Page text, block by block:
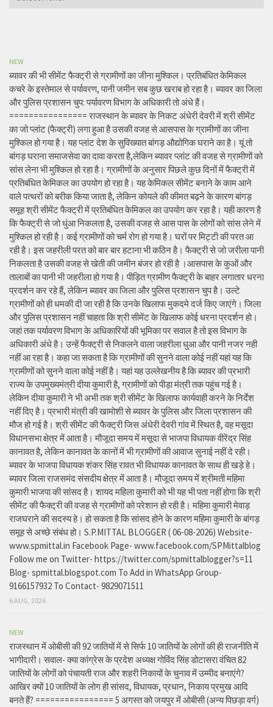
NEW
ब्यावर की भी सीमेंट फैक्ट्री से ग्रामीणों का जीना मुश्किल। प्रतिबंधित केमिकल
कचरे के इस्तेमाल से पर्यावरण, पानी जमीन सब कुछ खराब हो रहा है। ब्यावर का जिला
और पुलिस प्रशासन चुप: पर्यावरण विभाग के अधिकारी तो अंधे हैं।
================ राजस्थान के ब्यावर के निकट अंधेरी देवरी में श्री सीमेंट
का जो प्लांट (फैक्ट्री) लगा हुआ है उसकी वजह से आसपास के ग्रामीणों का जीना
मुश्किल हो गया है। यह प्लांट देश के सुविख्यात बांगड़ औद्योगिक घराने का है। यूं तो
बांगड़ घराना समाजसेवा का दावा करता है,लेकिन ब्यावर प्लांट की वजह से ग्रामीणों को
सांस लेना भी मुश्किल हो रहा है। ग्रामीणों के अनुसार पिछले कुछ दिनों में फैक्ट्री में
प्रतिबंधित केमिकल का उपयोग हो रहा है। यह केमिकल सीमेंट बनाने के काम आने
वाले पत्थरों को बरीक किया जाता है, लेकिन कोयले की कीमत बढ़ने के कारण बांगड़
समूह श्री सीमेंट फैक्ट्री में प्रतिबंधित केमिकल का उपयोग कर रहा है। यही कारण है
कि फैक्ट्री से जो धुंआ निकलता है, उसकी वजह से आस पास के लोगों को सांस लेने में
मुश्किल हो रही है। कई ग्रामीणों को चर्म रोग हो गया है। घरों पर मिट्टी की परत आ
रही है। इस जहरीली परत को बार बार हटाना भी कठिन है। फैक्ट्री से जो जरीला पानी
निकलता है उसकी वजह से खेती की जमीन बंजर हो रही है ।आसपास के कुओं और
तालाबों का पानी भी जहरीला हो गया है। पीड़ित ग्रामीण फैक्ट्री के बाहर लगातार धरना
प्रदर्शन कर रहे हैं, लेकिन ब्यावर का जिला और पुलिस प्रशासन चुप है। उल्टे
ग्रामीणों को ही धमकी दी जा रही है कि उनके खिलाफ मुकदमे दर्ज किए जाएंगे। जिला
और पुलिस प्रशासन नहीं चाहता कि श्री सीमेंट के खिलाफ कोई धरना प्रदर्शन हो।
जहां तक पर्यावरण विभाग के अधिकारियों की भूमिका पर सवाल है तो इस विभाग के
अधिकारी अंधे है। उन्हें फैक्ट्री से निकलने वाला जहरीला धुआ और पानी नजर नही
नहीं आ रहा है। कहा जा सकता है कि ग्रामीणों की सुनने वाला कोई नहीं यहां यह कि
ग्रामीणों को सुनने वाला कोई नहीं है। यहां यह उल्लेखनीय है कि ब्यावर की प्रभारी
राज्य के उपमुख्यमंत्री दीया कुमारी है, ग्रामीणों को पीड़ा मंत्री तक पहुंच गई है।
लेकिन दीया कुमारी ने भी अभी तक श्री सीमेंट के खिलाफ कार्यवाही करने के निर्देश
नहीं दिए है। प्रभारी मंत्री की खामोशी से ब्यावर के पुलिस और जिला प्रशासन की
मौज हो गई है। श्री सीमेंट की फैक्ट्री जिस अंधेरी देवरी गांव में स्थित है, वह मसूदा
विधानसभा क्षेत्र में आता है। मौजूदा समय में मसूदा से भाजपा विधायक वीरेंद्र सिंह
कानावत है, लेकिन कानावत के कानों में भी ग्रामीणों की आवाज सुनाई नहीं दे रही।
ब्यावर के भाजपा विधायक शंकर सिंह रावत भी विधायक कानावत के साथ ही खड़े हे।
ब्यावर जिला राजसमंद संसदीय क्षेत्र में आता है। मौजूदा समय में श्रीमती महिमा
कुमारी भाजपा की सांसद है। शायद महिला कुमारी को भी यह भी पता नहीं होगा कि श्री
सीमेंट की फैक्ट्री की वजह से ग्रामीणों को परेशान हो रही है। महिमा कुमारी मेवाड़
राजघराने की सदस्य हे। हो सकता है कि सांसद होने के कारण महिमा कुमारी के बांगड़
समूह से अच्छे संबंध हो। S.P.MITTAL BLOGGER ( 06-08-2026) Website-
www.spmittal.in Facebook Page- www.facebook.com/SPMittalblog
Follow me on Twitter- https://twitter.com/spmittalblogger?s=11
Blog- spmittal.blogspot.com To Add in WhatsApp Group-
9166157932 To Contact- 9829071511
6 AUG, 2026
NEW
राजस्थान में ओबीसी की 92 जातियों में से सिर्फ 10 जातियों के लोगों की ही राजनीति में
भागीदारी। सवाल- क्या कांग्रेस के प्रदेश अध्यक्ष गोविंद सिंह डोटासरा वंचित 82
जातियों के लोगों को पंचायती राज और शहरी निकायों के चुनाव में उम्मीद बनाएंगे?
आखिर क्यों 10 जातियों के लोग ही सांसद, विधायक, प्रधान, निकाय प्रमुख आदि
बनते हैं? ================ 5 अगस्त को जयपुर में ओबीसी (अन्य पिछड़ा वर्ग)